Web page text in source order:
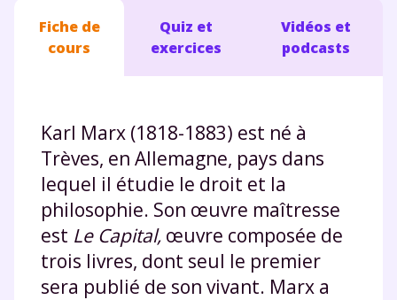
Fiche de
cours
Quiz et
exercices
Vidéos et
podcasts
Karl Marx (1818-1883) est né à
Trèves, en Allemagne, pays dans
lequel il étudie le droit et la
philosophie. Son œuvre maîtresse
est Le Capital, œuvre composée de
trois livres, dont seul le premier
sera publié de son vivant. Marx a